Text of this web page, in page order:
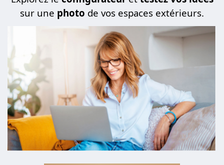
sur une photo de vos espaces extérieurs.